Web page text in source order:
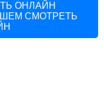
ОНЛАЙН
СМОТРЕТЬ